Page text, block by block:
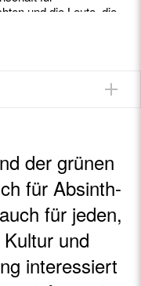
und die Leute, die
hat sie Berglaufen als
auf Bilder für
und setzt dabei auf
der grünen
für Absinth-
für jeden,
und
interessiert